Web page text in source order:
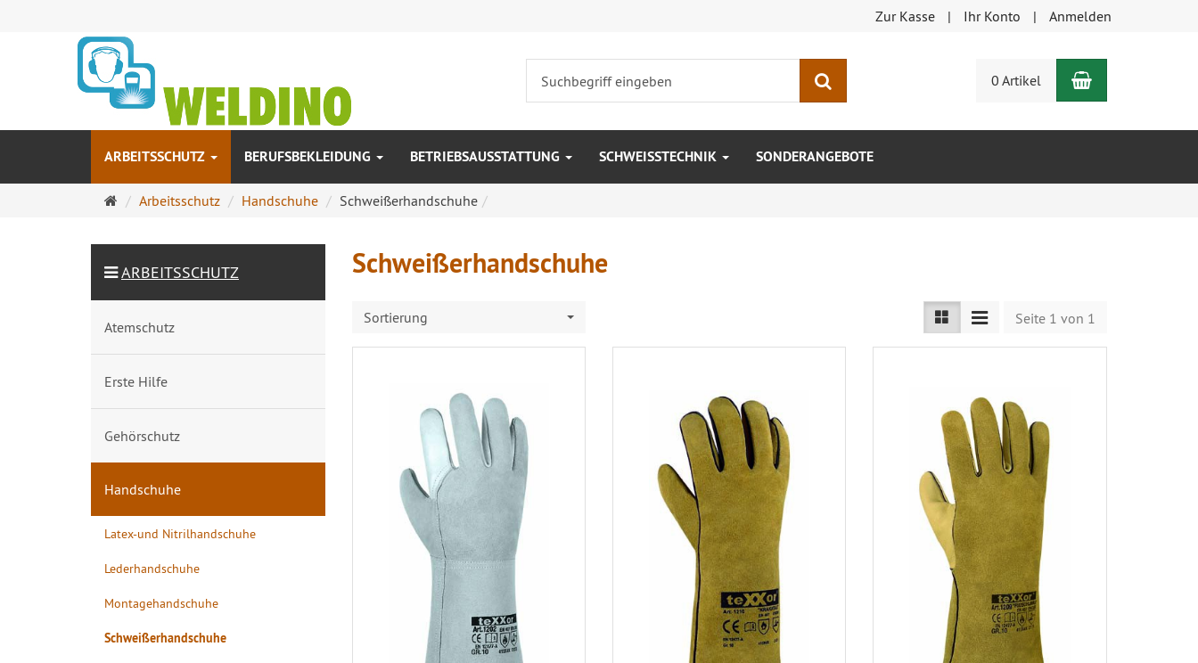
Zur Kasse Ihr Konto Anmelden
0 Artikel Warenkorb
ARBEITSSCHUTZ BERUFSBEKLEIDUNG BETRIEBSAUSSTATTUNG SCHWEISSTECHNIK SONDERANGEBOTE
Startseite
Arbeitsschutz Handschuhe Schweißerhandschuhe
Schweißerhandschuhe
Sortierung Seite 1 von 1
ARBEITSSCHUTZ
Atemschutz
Erste Hilfe
Gehörschutz
Handschuhe
Latex-und Nitrilhandschuhe
Lederhandschuhe
Montagehandschuhe
Schweißerhandschuhe